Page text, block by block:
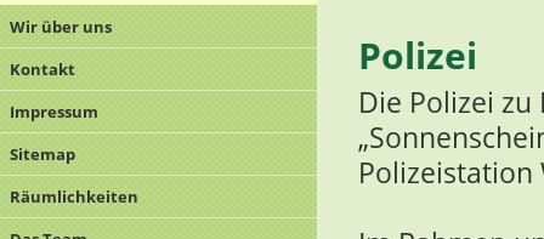
Wir über uns
Kontakt
Impressum
Sitemap
Räumlichkeiten
Polizei
Die Polizei
Polizeistation